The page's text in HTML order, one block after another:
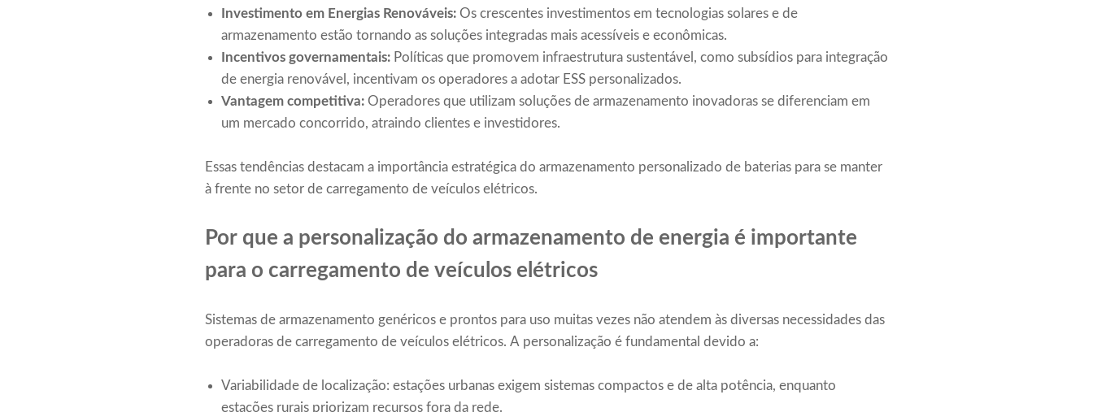
Investimento em Energias Renováveis: Os crescentes investimentos em tecnologias solares e de
armazenamento estão tornando as soluções integradas mais acessíveis e econômicas.
Incentivos governamentais: Políticas que promovem infraestrutura sustentável, como subsídios para integração
de energia renovável, incentivam os operadores a adotar ESS personalizados.
Vantagem competitiva: Operadores que utilizam soluções de armazenamento inovadoras se diferenciam em
um mercado concorrido, atraindo clientes e investidores.
Essas tendências destacam a importância estratégica do armazenamento personalizado de baterias para se manter
à frente no setor de carregamento de veículos elétricos.
Por que a personalização do armazenamento de energia é importante
para o carregamento de veículos elétricos
Sistemas de armazenamento genéricos e prontos para uso muitas vezes não atendem às diversas necessidades das
operadoras de carregamento de veículos elétricos. A personalização é fundamental devido a:
Variabilidade de localização: estações urbanas exigem sistemas compactos e de alta potência, enquanto
estações rurais priorizam recursos fora da rede.